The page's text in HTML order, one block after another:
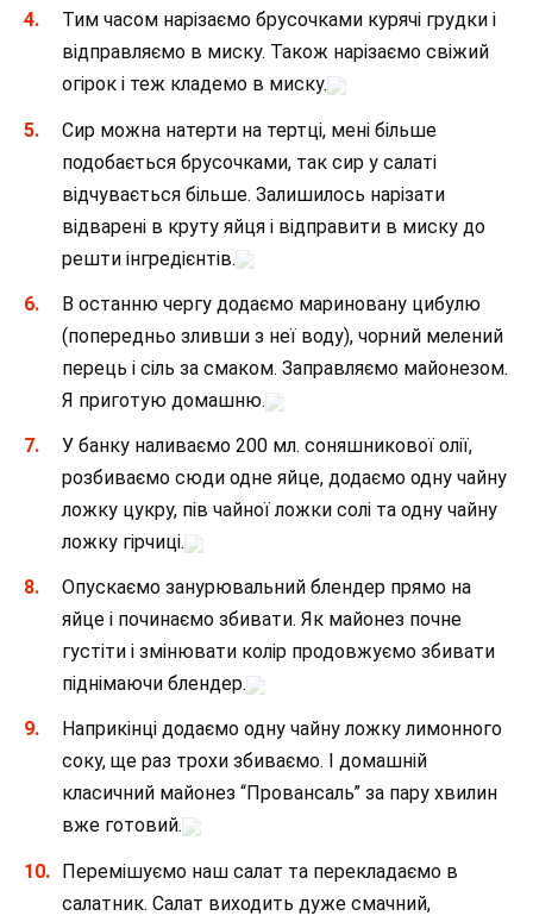
Тим часом нарізаємо брусочками курячі грудки і
відправляємо в миску. Також нарізаємо свіжий
огірок і теж кладемо в миску.
Сир можна натерти на тертці, мені більше
подобається брусочками, так сир у салаті
відчувається більше. Залишилось нарізати
відварені в круту яйця і відправити в миску до
решти інгредієнтів.
В останню чергу додаємо мариновану цибулю
(попередньо зливши з неї воду), чорний мелений
перець і сіль за смаком. Заправляємо майонезом.
Я приготую домашню.
У банку наливаємо 200 мл. соняшникової олії,
розбиваємо сюди одне яйце, додаємо одну чайну
ложку цукру, пів чайної ложки солі та одну чайну
ложку гірчиці.
Опускаємо занурювальний блендер прямо на
яйце і починаємо збивати. Як майонез почне
густіти і змінювати колір продовжуємо збивати
піднімаючи блендер.
Наприкінці додаємо одну чайну ложку лимонного
соку, ще раз трохи збиваємо. І домашній
класичний майонез “Провансаль” за пару хвилин
вже готовий.
Перемішуємо наш салат та перекладаємо в
салатник. Салат виходить дуже смачний,